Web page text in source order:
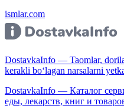
ismlar.com
DostavkaInfo — Taomlar,
kerakli bo‘lagan narsalarni
DostavkaInfo — Каталог
еды, лекарств, книг и